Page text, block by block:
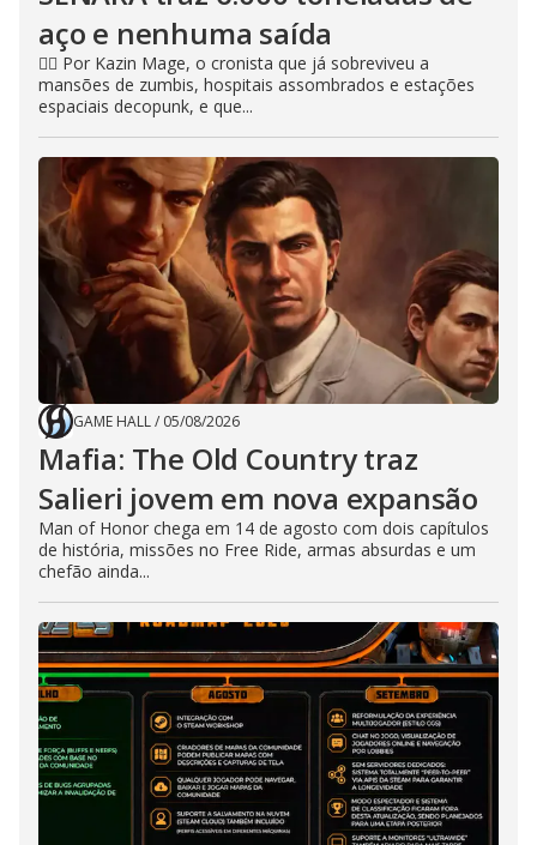
aço e nenhuma saída
🧙‍♂️ Por Kazin Mage, o cronista que já sobreviveu a
mansões de zumbis, hospitais assombrados e estações
espaciais decopunk, e que...
GAME HALL/ 05/08/2026
Mafia: The Old Country traz
Salieri jovem em nova expansão
Man of Honor chega em 14 de agosto com dois capítulos
de história, missões no Free Ride, armas absurdas e um
chefão ainda...